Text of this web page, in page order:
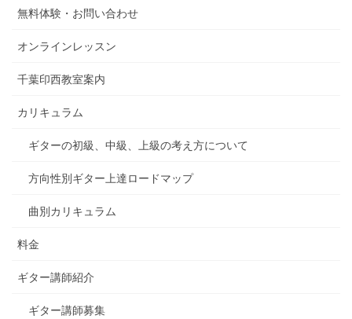
無料体験・お問い合わせ
オンラインレッスン
千葉印西教室案内
カリキュラム
ギターの初級、中級、上級の考え方について
方向性別ギター上達ロードマップ
曲別カリキュラム
料金
ギター講師紹介
ギター講師募集